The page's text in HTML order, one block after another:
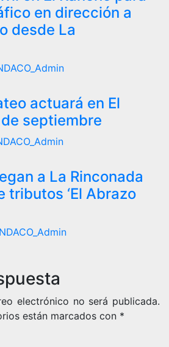
en dirección a
desde La
actuará en El
septiembre
a La Rinconada
tributos ‘El Abrazo
electrónico no será publicada.
están marcados con *